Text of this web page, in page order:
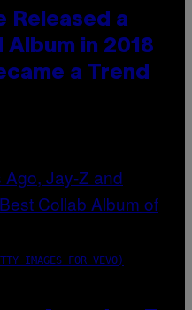
Released a
in 2018
a Trend
IMAGES FOR VEVO)